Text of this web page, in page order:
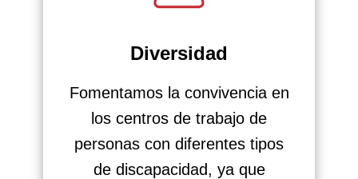
Diversidad
Fomentamos la convivencia en
los centros de trabajo de
personas con diferentes tipos
de discapacidad, ya que